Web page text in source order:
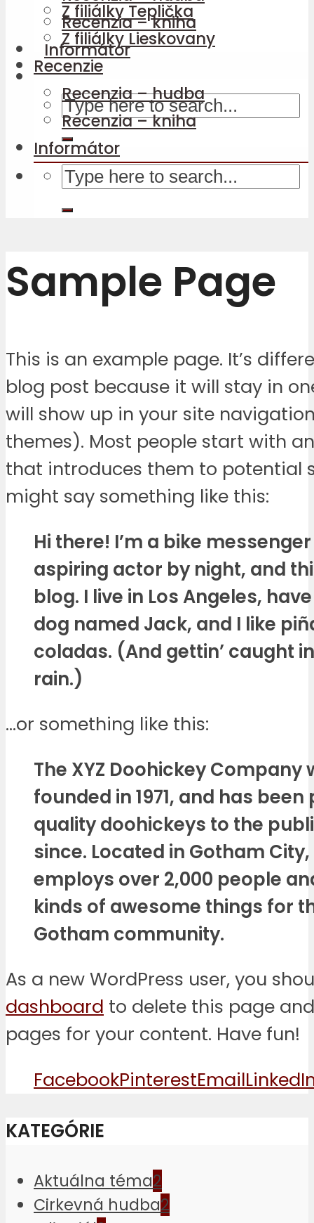
Recenzia – kniha
Informátor
Z filiálky Teplička
Z filiálky Lieskovany
Recenzie
Recenzia – hudba
Recenzia – kniha
Informátor
Sample Page
This is an example page. It’s
blog post because it will stay in
will show up in your site
themes). Most people start with
that introduces them to potential
might say something like this:
Hi there! I’m a bike
aspiring actor by night, and
blog. I live in Los Angeles,
dog named Jack, and I like
coladas. (And gettin’ caught
rain.)
…or something like this:
The XYZ Doohickey Company
founded in 1971, and has
quality doohickeys to the
since. Located in Gotham City,
employs over 2,000 people
kinds of awesome things for
Gotham community.
As a new WordPress user, you
dashboard to delete this page
pages for your content. Have fun!
FacebookPinterestEmail
KATEGÓRIE
Aktuálna téma2
Cirkevná hudba2